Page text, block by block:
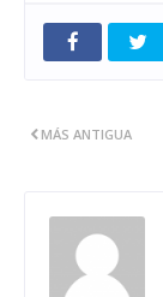
MÁS ANTIGUA